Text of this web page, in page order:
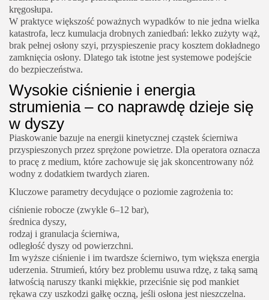
kręgosłupa.
W praktyce większość poważnych wypadków to nie jedna wielka
katastrofa, lecz kumulacja drobnych zaniedbań: lekko zużyty wąż,
brak pełnej osłony szyi, przyspieszenie pracy kosztem dokładnego
zamknięcia osłony. Dlatego tak istotne jest systemowe podejście
do bezpieczeństwa.
Wysokie ciśnienie i energia
strumienia – co naprawdę dzieje się
w dyszy
Piaskowanie bazuje na energii kinetycznej cząstek ścierniwa
przyspieszonych przez sprężone powietrze. Dla operatora oznacza
to pracę z medium, które zachowuje się jak skoncentrowany nóż
wodny z dodatkiem twardych ziaren.
Kluczowe parametry decydujące o poziomie zagrożenia to:
ciśnienie robocze (zwykle 6–12 bar),
średnica dyszy,
rodzaj i granulacja ścierniwa,
odległość dyszy od powierzchni.
Im wyższe ciśnienie i im twardsze ścierniwo, tym większa energia
uderzenia. Strumień, który bez problemu usuwa rdzę, z taką samą
łatwością naruszy tkanki miękkie, przeciśnie się pod mankiet
rękawa czy uszkodzi gałkę oczną, jeśli osłona jest nieszczelna.